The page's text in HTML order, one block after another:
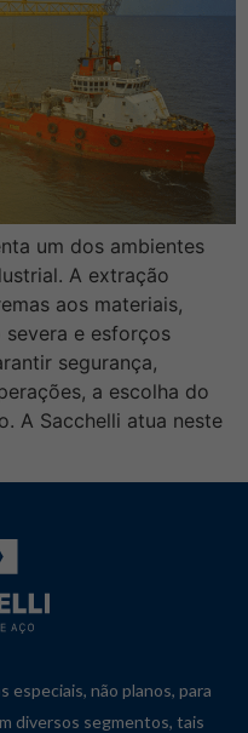
um dos ambientes
A extração
aos materiais,
e esforços
segurança,
a escolha do
A Sacchelli atua neste
especiais, não planos, para
diversos segmentos, tais